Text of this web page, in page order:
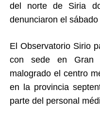
del norte de Siria
denunciaron el
El Observatorio Sirio
con sede en Gran
malogrado el centro
en la provincia
parte del personal